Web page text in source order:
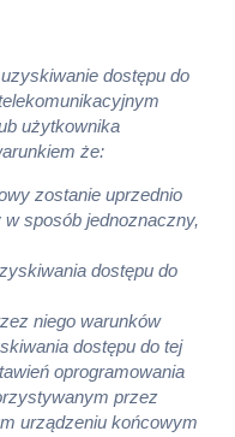
dostępu do
użytkownika
że:
zostanie uprzednio
sposób jednoznaczny,
dostępu do
niego warunków
dostępu do tej
oprogramowania
przez
urządzeniu końcowym